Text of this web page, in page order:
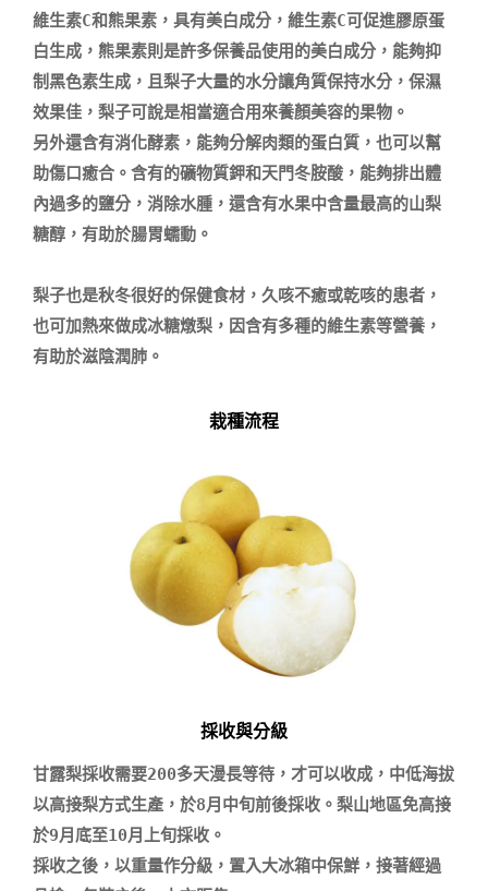
維生素C和熊果素，具有美白成分，維生素C可促進膠原蛋
白生成，熊果素則是許多保養品使用的美白成分，能夠抑
制黑色素生成，且梨子大量的水分讓角質保持水分，保濕
效果佳，梨子可說是相當適合用來養顏美容的果物。
另外還含有消化酵素，能夠分解肉類的蛋白質，也可以幫
助傷口癒合。含有的礦物質鉀和天門冬胺酸，能夠排出體
內過多的鹽分，消除水腫，還含有水果中含量最高的山梨
糖醇，有助於腸胃蠕動。
梨子也是秋冬很好的保健食材，久咳不癒或乾咳的患者，
也可加熱來做成冰糖燉梨，因含有多種的維生素等營養，
有助於滋陰潤肺。
栽種流程
採收與分級
甘露梨採收需要200多天漫長等待，才可以收成，中低海拔
以高接梨方式生產，於8月中旬前後採收。梨山地區免高接
於9月底至10月上旬採收。
採收之後，以重量作分級，置入大冰箱中保鮮，接著經過